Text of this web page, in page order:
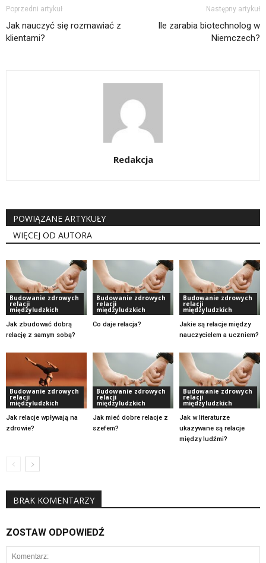
Poprzedni artykuł
Jak nauczyć się rozmawiać z
klientami?
Następny artykuł
Ile zarabia biotechnolog w
Niemczech?
Redakcja
POWIĄZANE ARTYKUŁY
WIĘCEJ OD AUTORA
Budowanie zdrowych
relacji
międzyludzkich
Jak zbudować dobrą
relację z samym sobą?
Budowanie zdrowych
relacji
międzyludzkich
Co daje relacja?
Budowanie zdrowych
relacji
międzyludzkich
Jakie są relacje między
nauczycielem a uczniem?
Budowanie zdrowych
relacji
międzyludzkich
Jak relacje wpływają na
zdrowie?
Budowanie zdrowych
relacji
międzyludzkich
Jak mieć dobre relacje z
szefem?
Budowanie zdrowych
relacji
międzyludzkich
Jak w literaturze
ukazywane są relacje
między ludźmi?
BRAK KOMENTARZY
ZOSTAW ODPOWIEDŹ